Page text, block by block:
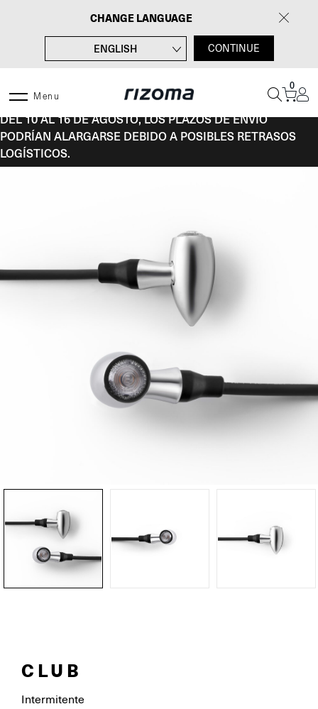
contenido
CHANGE LANGUAGE
ENGLISH
DEUTSCH
ITALIANO
CONTINUE
Menu
0
DEL 10 AL 16 DE AGOSTO, LOS PLAZOS DE ENVÍO
PODRÍAN ALARGARSE DEBIDO A POSIBLES RETRASOS
LOGÍSTICOS.
CLUB
Intermitente